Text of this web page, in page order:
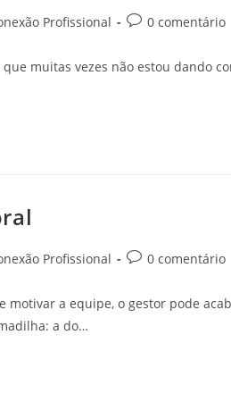
Profissional 0 comentário
muitas vezes não estou dando
Profissional 0 comentário
motivar a equipe, o gestor pode
a do…